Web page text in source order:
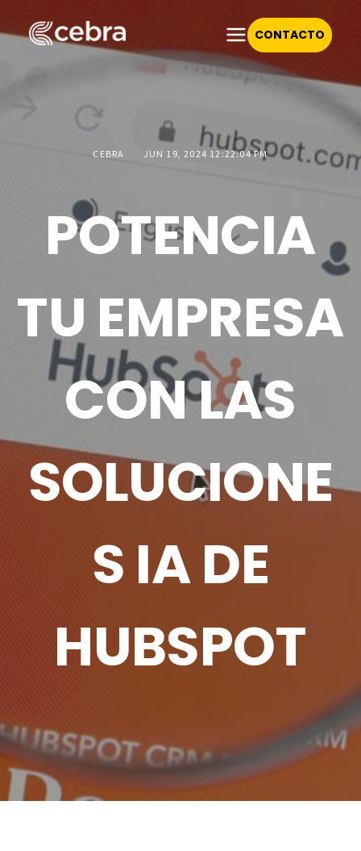
CONTACTO
CEBRA JUN 19, 2024 12:22:04 PM
POTENCIA
TU EMPRESA
CON LAS
SOLUCIONE
S IA DE
HUBSPOT